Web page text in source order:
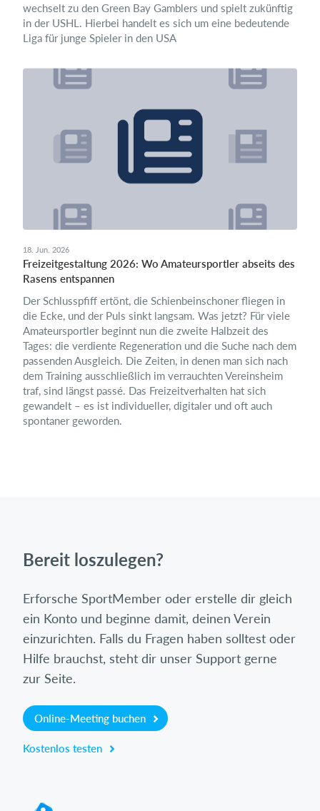
wechselt zu den Green Bay Gamblers und spielt zukünftig
in der USHL. Hierbei handelt es sich um eine bedeutende
Liga für junge Spieler in den USA
18. Jun. 2026
Freizeitgestaltung 2026: Wo Amateursportler abseits des
Rasens entspannen
Der Schlusspfiff ertönt, die Schienbeinschoner fliegen in
die Ecke, und der Puls sinkt langsam. Was jetzt? Für viele
Amateursportler beginnt nun die zweite Halbzeit des
Tages: die verdiente Regeneration und die Suche nach dem
passenden Ausgleich. Die Zeiten, in denen man sich nach
dem Training ausschließlich im verrauchten Vereinsheim
traf, sind längst passé. Das Freizeitverhalten hat sich
gewandelt – es ist individueller, digitaler und oft auch
spontaner geworden.
Bereit loszulegen?
Erforsche SportMember oder erstelle dir gleich
ein Konto und beginne damit, deinen Verein
einzurichten. Falls du Fragen haben solltest oder
Hilfe brauchst, steht dir unser Support gerne
zur Seite.
Online-Meeting buchen
Kostenlos testen